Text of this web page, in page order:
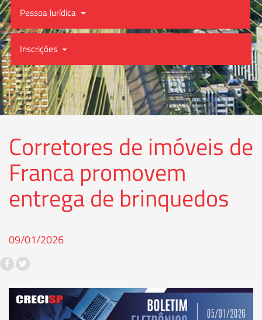
Pessoa Jurídica
Inscrições
Corretores de imóveis de
Franca promovem
entrega de brinquedos
09/01/2026